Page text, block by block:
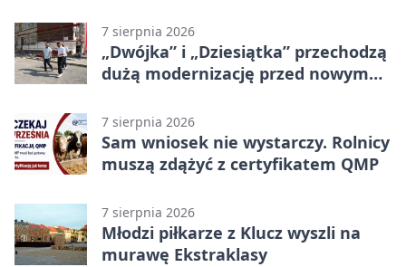
7 sierpnia 2026
„Dwójka” i „Dziesiątka” przechodzą
dużą modernizację przed nowym
7 sierpnia 2026
Sam wniosek nie wystarczy. Rolnicy
muszą zdążyć z certyfikatem QMP
7 sierpnia 2026
Młodzi piłkarze z Klucz wyszli na
murawę Ekstraklasy